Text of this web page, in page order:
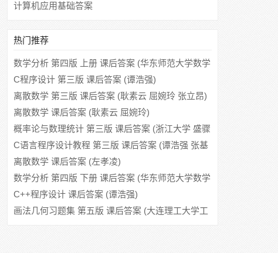
计算机应用基础答案
热门推荐
数学分析 第四版 上册 课后答案 (华东师范大学数学
系)
C程序设计 第三版 课后答案 (谭浩强)
离散数学 第三版 课后答案 (耿素云 屈婉玲 张立昂)
离散数学 课后答案 (耿素云 屈婉玲)
概率论与数理统计 第三版 课后答案 (浙江大学 盛骤
谢式千 潘承毅)
C语言程序设计教程 第三版 课后答案 (谭浩强 张基
温)
离散数学 课后答案 (左孝凌)
数学分析 第四版 下册 课后答案 (华东师范大学数学
系)
C++程序设计 课后答案 (谭浩强)
画法几何习题集 第五版 课后答案 (大连理工大学工